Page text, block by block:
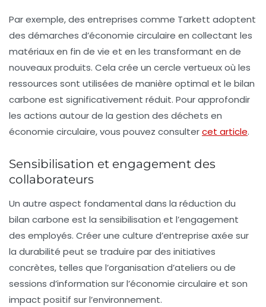
Par exemple, des entreprises comme Tarkett adoptent
des démarches d’économie circulaire en collectant les
matériaux en fin de vie et en les transformant en de
nouveaux produits. Cela crée un cercle vertueux où les
ressources sont utilisées de manière optimal et le bilan
carbone est significativement réduit. Pour approfondir
les actions autour de la gestion des déchets en
économie circulaire, vous pouvez consultercet article.
Sensibilisation et engagement des
collaborateurs
Un autre aspect fondamental dans la réduction du
bilan carbone est la sensibilisation et l’engagement
des employés. Créer une culture d’entreprise axée sur
la durabilité peut se traduire par des initiatives
concrètes, telles que l’organisation d’ateliers ou de
sessions d’information sur l’économie circulaire et son
impact positif sur l’environnement.